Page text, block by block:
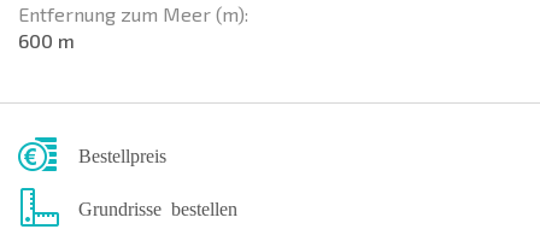
Entfernung zum Meer (m):
600 m
Bestellpreis
Grundrisse bestellen